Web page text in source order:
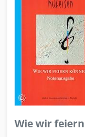
Wie wir feiern